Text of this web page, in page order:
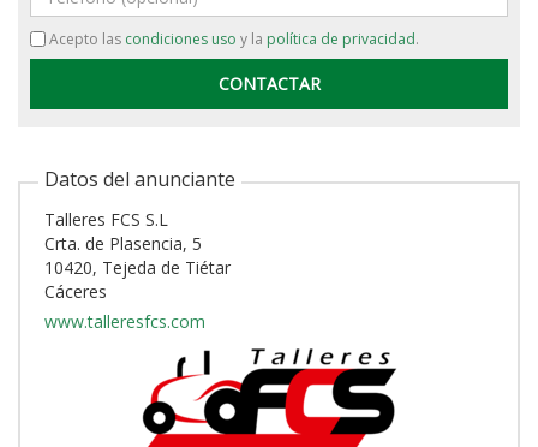
Acepto las condiciones uso y la política de privacidad.
Datos del anunciante
Talleres FCS S.L
Crta. de Plasencia, 5
10420, Tejeda de Tiétar
Cáceres
www.talleresfcs.com